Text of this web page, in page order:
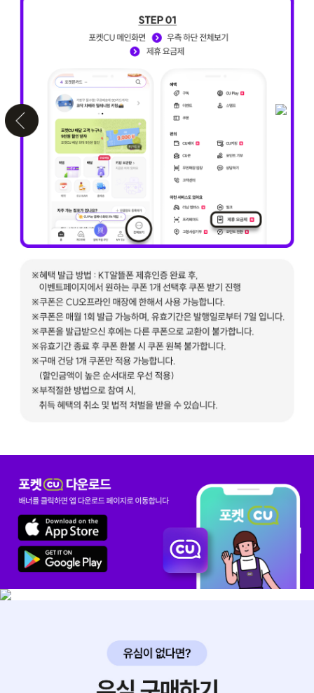
포켓CU 회원가입/로그인
※혜택 발급 방법 : KT알뜰폰 제휴인증 완료 후, 이벤트페이지에서 원
※쿠폰은 CU오프라인 매장에 한해서 사용 가능합니다.
※쿠폰은 매월 1회 발급 가능하며, 유효기간은 발행일로부터 7일 입니
※쿠폰을 발급받으신 후에는 다른 쿠폰으로 교환이 불가합니다.
※유효기간 종료 후 쿠폰 환불 시 쿠폰 원복 불가합니다.
※구매 건당 1개 쿠폰만 적용 가능합니다. (할인금액이 높은 순서대로
※부적절한 방법으로 참여 시, 취득 혜택의 취소 및 법적 처벌을 받을
포켓CU 메인화면
우측 하단 전체보기
제휴 요금제
포켓CU 다운로드
QR코드를 스캔하면 앱 다운로드 페이지로 이동합니다
* KT알뜰폰 가입자와 동일한 포켓CU 명의로 등록하여 사용 가능합니
* 가입/변경 시점에 최초 1회 포켓CU 제휴인증 화면에서 인증 필요합
(문자 수신 인증코드 입력 필수)
* KT알뜰폰 서비스 해지 시 포켓CU 제휴인증은 자동으로 즉시 해지